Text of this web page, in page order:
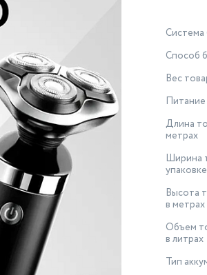
Система
Способ
Вес
Питание
Длина
метрах
Ширина
Высота
в метрах
Объем
в литрах
Тип